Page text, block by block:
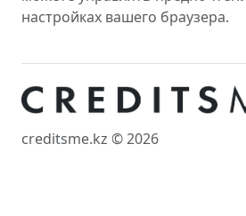
настройках вашего браузера.
creditsme.kz © 2026